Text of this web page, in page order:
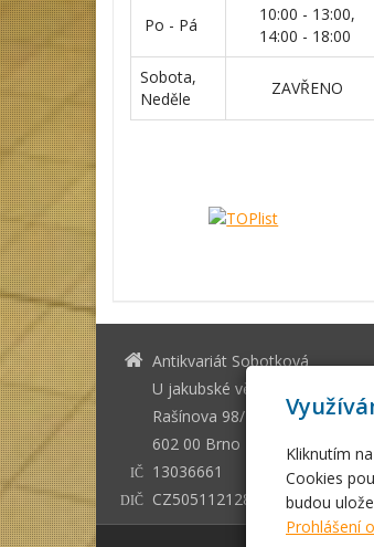
Po - Pá
10:00 - 13:00,
14:00 - 18:00
Sobota,
Neděle
ZAVŘENO
Antikvariát Sobotková
U jakubské věže Brno
Rašínova 98/1
602 00 Brno - město
IČ 13036661
DIČ CZ505112128
Kliknutím
Cookies
budou
Prohlášení